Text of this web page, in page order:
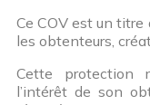
Ce COV est un
les obtenteurs,
Cette protection
l’intérêt de son